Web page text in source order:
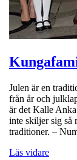
Julen är en
från år och
är det Kalle
inte skiljer sig så
traditioner. –
Läs vidare